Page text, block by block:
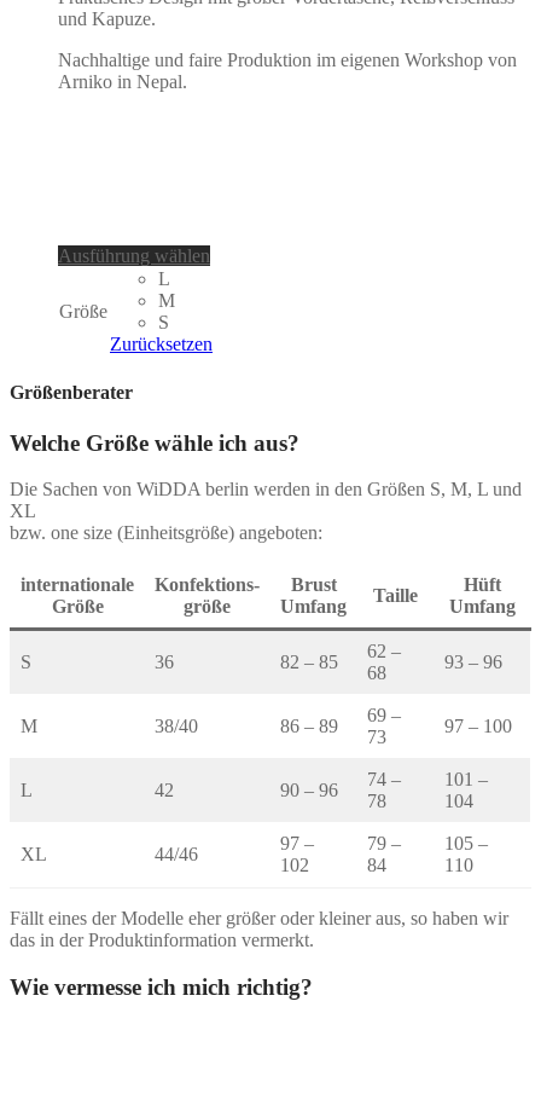
und Kapuze.
Nachhaltige und faire Produktion im eigenen Workshop von
Arniko in Nepal.
Ausführung wählen
Varianten
auf
Produktseite
werden
Größe
L
M
S
Zurücksetzen
Größenberater
Welche Größe wähle ich aus?
Die Sachen von WiDDA berlin werden in den Größen S, M, L und
XL
bzw. one size (Einheitsgröße) angeboten:
internationale
Größe
Konfektions-
größe
Brust
Umfang
Taille
Hüft
Umfang
S 36 82 – 85
62 –
68
93 – 96
M 38/40 86 – 89
69 –
73
97 – 100
L 42 90 – 96
74 –
78
101 –
104
XL 44/46
97 –
102
79 –
84
105 –
110
Fällt eines der Modelle eher größer oder kleiner aus, so haben wir
das in der Produktinformation vermerkt.
Wie vermesse ich mich richtig?